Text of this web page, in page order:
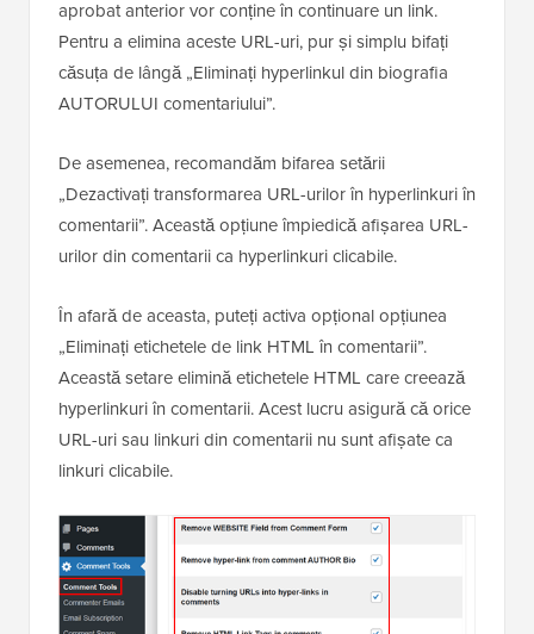
aprobat anterior vor conține în continuare un link.
Pentru a elimina aceste URL-uri, pur și simplu bifați
căsuța de lângă „Eliminați hyperlinkul din biografia
AUTORULUI comentariului”.
De asemenea, recomandăm bifarea setării
„Dezactivați transformarea URL-urilor în hyperlinkuri în
comentarii”. Această opțiune împiedică afișarea URL-
urilor din comentarii ca hyperlinkuri clicabile.
În afară de aceasta, puteți activa opțional opțiunea
„Eliminați etichetele de link HTML în comentarii”.
Această setare elimină etichetele HTML care creează
hyperlinkuri în comentarii. Acest lucru asigură că orice
URL-uri sau linkuri din comentarii nu sunt afișate ca
linkuri clicabile.